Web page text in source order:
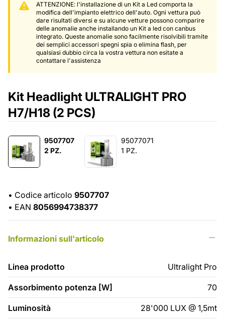
ATTENZIONE: l'installazione di un Kit a Led comporta la
modifica dell'impianto elettrico dell'auto. Ogni vettura può
dare risultati diversi e su alcune vetture possono comparire
delle anomalie anche installando un Kit a led con canbus
integrato. Queste anomalie sono facilmente risolvibili tramite
dei semplici accessori spegni spia o elimina flash, per
qualsiasi dubbio circa la vostra vettura non esitate a
contattare l'assistenza
Kit Headlight ULTRALIGHT PRO
H7/H18 (2 PCS)
9507707
2 PZ.
95077071
1 PZ.
• Codice articolo 9507707
• EAN 8056994738377
Informazioni sull'articolo
Linea prodotto Ultralight Pro
Assorbimento potenza [W] 70
Luminosità 28'000 LUX @ 1,5mt